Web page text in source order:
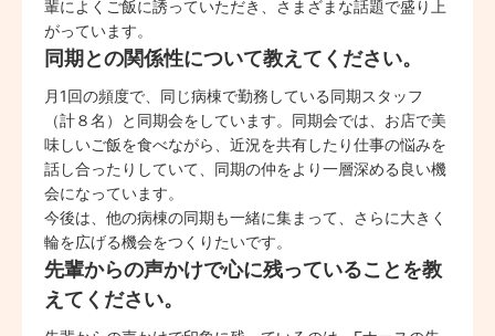
輩によくご飯に誘っていただき、さまざまな話題で盛り上
がっています。
同期との関係性について教えてください。
月1回の頻度で、同じ病棟で勤務している同期スタッフ
（計８名）と同期会をしています。同期会では、お店で美
味しいご飯を食べながら、近況を共有したり仕事の悩みを
話し合ったりしていて、同期の仲をより一層深める良い機
会になっています。
今後は、他の病棟の同期も一緒に集まって、さらに大きく
輪を広げる機会をつくりたいです。
先輩からの声かけで心に残っていることを教
えてください。